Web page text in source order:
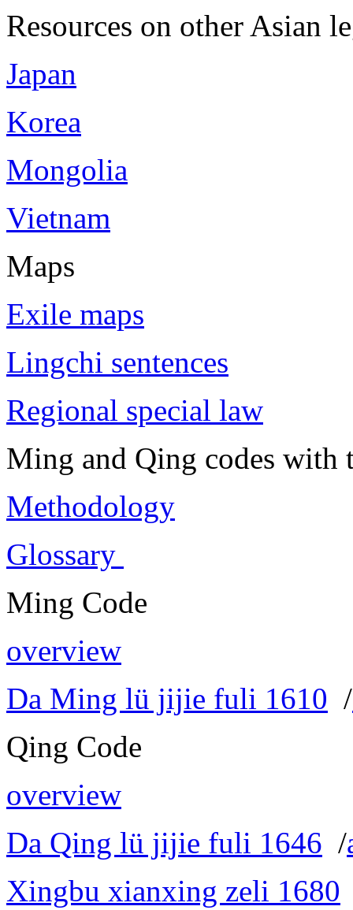
Resources on other Asian
Japan
Korea
Mongolia
Vietnam
Maps
Exile maps
Lingchi sentences
Regional special law
Ming and Qing codes with
Methodology
Glossary
Ming Code
overview
Da Ming lü jijie fuli 1610 /
Qing Code
overview
Da Qing lü jijie fuli 1646 /
Xingbu xianxing zeli 1680